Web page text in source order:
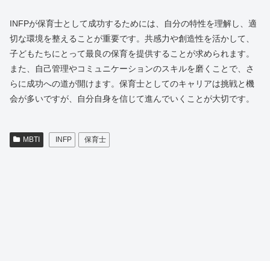
INFPが保育士として成功するためには、自分の特性を理解し、適
切な環境を整えることが重要です。共感力や創造性を活かして、
子どもたちにとって最良の保育を提供することが求められます。
また、自己管理やコミュニケーションのスキルを磨くことで、さ
らに成功への道が開けます。保育士としてのキャリアは挑戦と機
会が多いですが、自分自身を信じて進んでいくことが大切です。
MBTI INFP 保育士